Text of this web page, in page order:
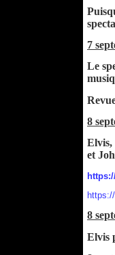
7
Le
8
Elvis,
et
8
Elvis